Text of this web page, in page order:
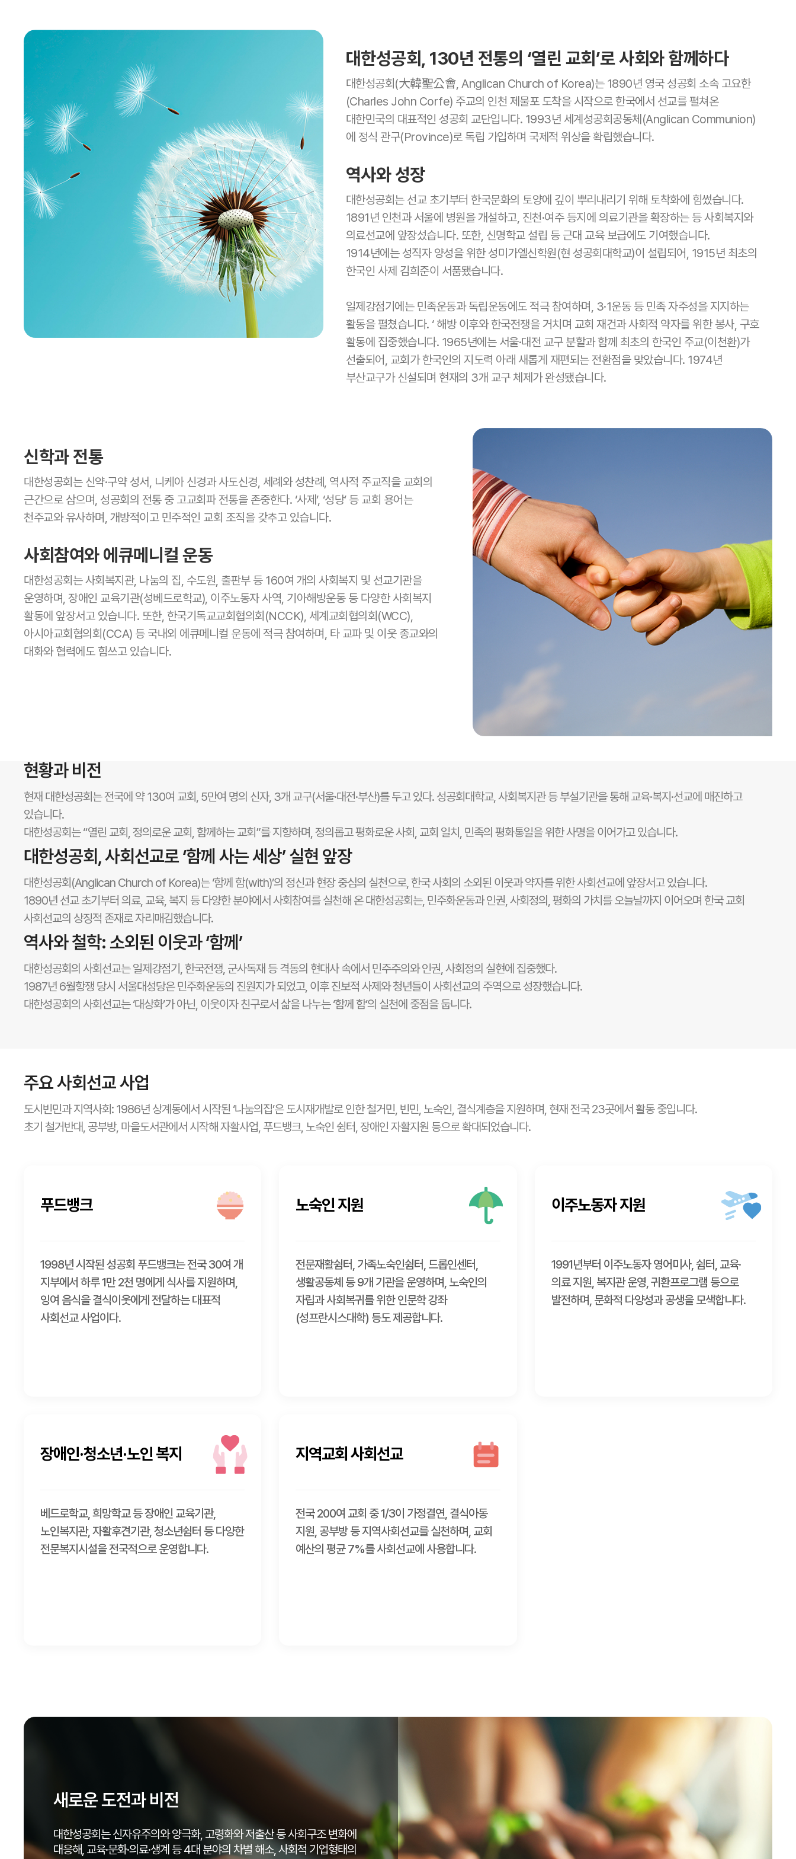
대한성공회, 130년 전통의 ‘열린 교회’로 사회와 함께하다
대한성공회(大韓聖公會, Anglican Church of Korea)는 1890년 영국 성공회 소속 고요한
(Charles John Corfe) 주교의 인천 제물포 도착을 시작으로 한국에서 선교를 펼쳐온
대한민국의 대표적인 성공회 교단입니다. 1993년 세계성공회공동체(Anglican Communion)
에 정식 관구(Province)로 독립 가입하며 국제적 위상을 확립했습니다.
역사와 성장
대한성공회는 선교 초기부터 한국문화의 토양에 깊이 뿌리내리기 위해 토착화에 힘썼습니다.
1891년 인천과 서울에 병원을 개설하고, 진천·여주 등지에 의료기관을 확장하는 등 사회복지와
의료선교에 앞장섰습니다. 또한, 신명학교 설립 등 근대 교육 보급에도 기여했습니다.
1914년에는 성직자 양성을 위한 성미가엘신학원(현 성공회대학교)이 설립되어, 1915년 최초의
한국인 사제 김희준이 서품됐습니다.
일제강점기에는 민족운동과 독립운동에도 적극 참여하며, 3·1운동 등 민족 자주성을 지지하는
활동을 펼쳤습니다. ‘ 해방 이후와 한국전쟁을 거치며 교회 재건과 사회적 약자를 위한 봉사, 구호
활동에 집중했습니다. 1965년에는 서울·대전 교구 분할과 함께 최초의 한국인 주교(이천환)가
선출되어, 교회가 한국인의 지도력 아래 새롭게 재편되는 전환점을 맞았습니다. 1974년
부산교구가 신설되며 현재의 3개 교구 체제가 완성됐습니다.
신학과 전통
대한성공회는 신약·구약 성서, 니케아 신경과 사도신경, 세례와 성찬례, 역사적 주교직을 교회의
근간으로 삼으며, 성공회의 전통 중 고교회파 전통을 존중한다. ‘사제’, ‘성당’ 등 교회 용어는
천주교와 유사하며, 개방적이고 민주적인 교회 조직을 갖추고 있습니다.
사회참여와 에큐메니컬 운동
대한성공회는 사회복지관, 나눔의 집, 수도원, 출판부 등 160여 개의 사회복지 및 선교기관을
운영하며, 장애인 교육기관(성베드로학교), 이주노동자 사역, 기아해방운동 등 다양한 사회복지
활동에 앞장서고 있습니다. 또한, 한국기독교교회협의회(NCCK), 세계교회협의회(WCC),
아시아교회협의회(CCA) 등 국내외 에큐메니컬 운동에 적극 참여하며, 타 교파 및 이웃 종교와의
대화와 협력에도 힘쓰고 있습니다.
현황과 비전
현재 대한성공회는 전국에 약 130여 교회, 5만여 명의 신자, 3개 교구(서울·대전·부산)를 두고 있다. 성공회대학교, 사회복지관 등 부설기관을 통해 교육·복지·선교에 매진하고
있습니다.
대한성공회는 “열린 교회, 정의로운 교회, 함께하는 교회”를 지향하며, 정의롭고 평화로운 사회, 교회 일치, 민족의 평화통일을 위한 사명을 이어가고 있습니다.
대한성공회, 사회선교로 ‘함께 사는 세상’ 실현 앞장
대한성공회(Anglican Church of Korea)는 ‘함께 함(with)’의 정신과 현장 중심의 실천으로, 한국 사회의 소외된 이웃과 약자를 위한 사회선교에 앞장서고 있습니다.
1890년 선교 초기부터 의료, 교육, 복지 등 다양한 분야에서 사회참여를 실천해 온 대한성공회는, 민주화운동과 인권, 사회정의, 평화의 가치를 오늘날까지 이어오며 한국 교회
사회선교의 상징적 존재로 자리매김했습니다.
역사와 철학: 소외된 이웃과 ‘함께’
대한성공회의 사회선교는 일제강점기, 한국전쟁, 군사독재 등 격동의 현대사 속에서 민주주의와 인권, 사회정의 실현에 집중했다.
1987년 6월항쟁 당시 서울대성당은 민주화운동의 진원지가 되었고, 이후 진보적 사제와 청년들이 사회선교의 주역으로 성장했습니다.
대한성공회의 사회선교는 ‘대상화’가 아닌, 이웃이자 친구로서 삶을 나누는 ‘함께 함’의 실천에 중점을 둡니다.
주요 사회선교 사업
도시빈민과 지역사회: 1986년 상계동에서 시작된 ‘나눔의집’은 도시재개발로 인한 철거민, 빈민, 노숙인, 결식계층을 지원하며, 현재 전국 23곳에서 활동 중입니다.
초기 철거반대, 공부방, 마을도서관에서 시작해 자활사업, 푸드뱅크, 노숙인 쉼터, 장애인 자활지원 등으로 확대되었습니다.
푸드뱅크
1998년 시작된 성공회 푸드뱅크는 전국 30여 개
지부에서 하루 1만 2천 명에게 식사를 지원하며,
잉여 음식을 결식이웃에게 전달하는 대표적
사회선교 사업이다.
노숙인 지원
전문재활쉼터, 가족노숙인쉼터, 드롭인센터,
생활공동체 등 9개 기관을 운영하며, 노숙인의
자립과 사회복귀를 위한 인문학 강좌
(성프란시스대학) 등도 제공합니다.
이주노동자 지원
1991년부터 이주노동자 영어미사, 쉼터, 교육·
의료 지원, 복지관 운영, 귀환프로그램 등으로
발전하며, 문화적 다양성과 공생을 모색합니다.
장애인·청소년·노인 복지
베드로학교, 희망학교 등 장애인 교육기관,
노인복지관, 자활후견기관, 청소년쉼터 등 다양한
전문복지시설을 전국적으로 운영합니다.
지역교회 사회선교
전국 200여 교회 중 1/3이 가정결연, 결식아동
지원, 공부방 등 지역사회선교를 실천하며, 교회
예산의 평균 7%를 사회선교에 사용합니다.
새로운 도전과 비전
대한성공회는 신자유주의와 양극화, 고령화와 저출산 등 사회구조 변화에
대응해, 교육·문화·의료·생계 등 4대 분야의 차별 해소, 사회적 기업형태의